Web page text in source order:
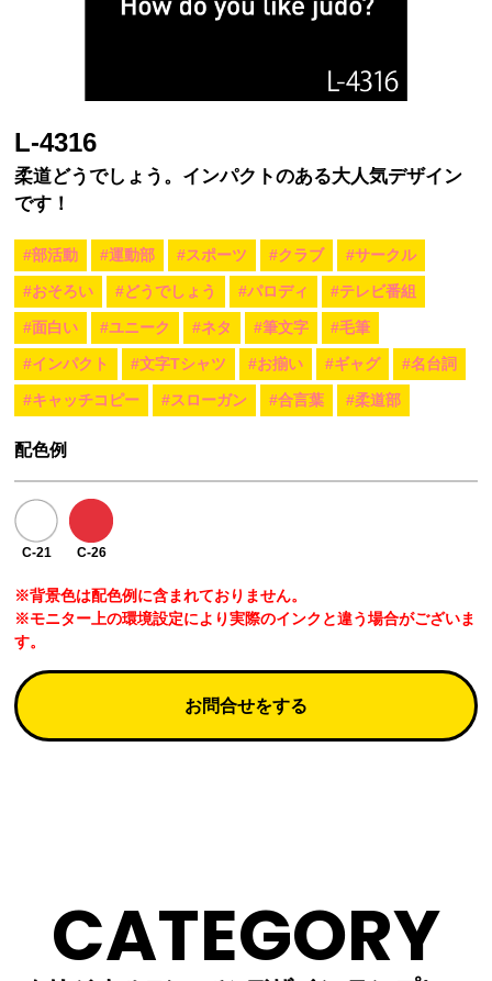
L-4316
柔道どうでしょう。インパクトのある大人気デザイン
です！
#部活動 #運動部 #スポーツ #クラブ #サークル
#おそろい #どうでしょう #パロディ #テレビ番組
#面白い #ユニーク #ネタ #筆文字 #毛筆
#インパクト #文字Tシャツ #お揃い #ギャグ #名台詞
#キャッチコピー #スローガン #合言葉 #柔道部
配色例
C-21 C-26
※背景色は配色例に含まれておりません。
※モニター上の環境設定により実際のインクと違う場合がございま
す。
お問合せをする
CATEGORY